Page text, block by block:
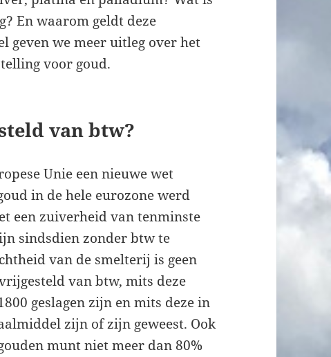
En waarom geldt deze
we meer uitleg over het
voor goud.
van btw?
Unie een nieuwe wet
in de hele eurozone werd
een zuiverheid van tenminste
sindsdien zonder btw te
van de smelterij is geen
van btw, mits deze
geslagen zijn en mits deze in
zijn of zijn geweest. Ook
munt niet meer dan 80%